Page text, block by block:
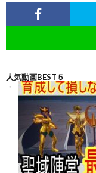
人気動画BEST５